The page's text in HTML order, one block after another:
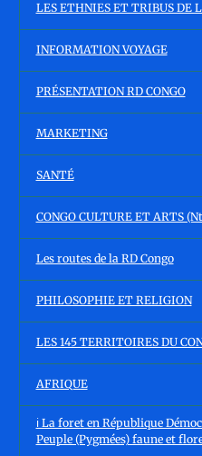
LES ETHNIES ET TRIBUS DE
INFORMATION VOYAGE
PRÉSENTATION RD CONGO
MARKETING
SANTÉ
CONGO CULTURE ET ARTS
Les routes de la RD Congo
PHILOSOPHIE ET RELIGION
LES 145 TERRITOIRES DU
AFRIQUE
ℹ️ La foret en République
Peuple (Pygmées) faune et